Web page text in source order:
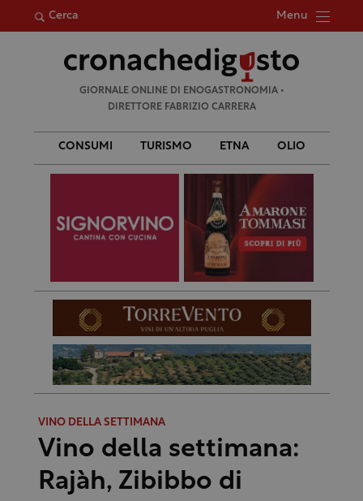
Cerca Menu
per:
GIORNALE ONLINE DI ENOGASTRONOMIA •
DIRETTORE FABRIZIO CARRERA
CONSUMI TURISMO ETNA OLIO
VINO DELLA SETTIMANA
Vino della settimana:
Rajàh, Zibibbo di